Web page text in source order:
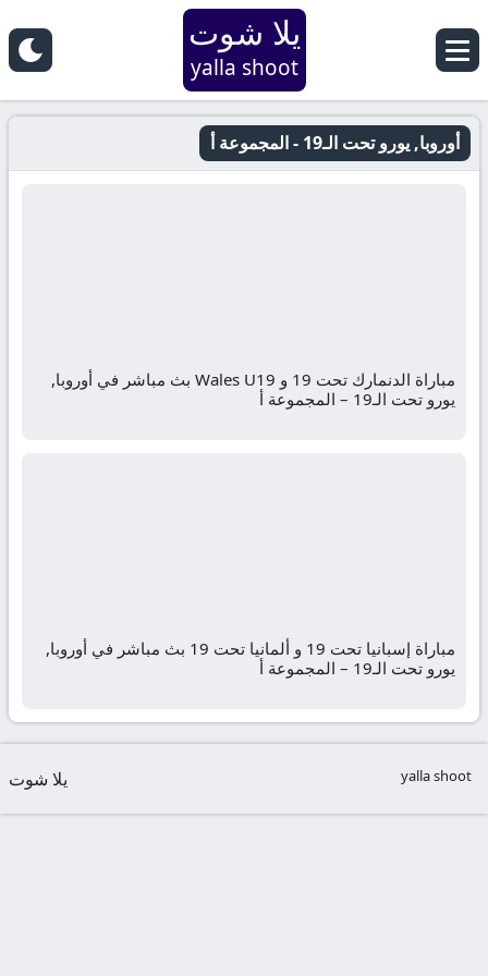
يلا شوت
yalla shoot
أوروبا, يورو تحت الـ19 - المجموعة أ
مباراة الدنمارك تحت 19 و Wales U19 بث مباشر في أوروبا,
يورو تحت الـ19 – المجموعة أ
مباراة إسبانيا تحت 19 و ألمانيا تحت 19 بث مباشر في أوروبا,
يورو تحت الـ19 – المجموعة أ
yalla shoot يلا شوت